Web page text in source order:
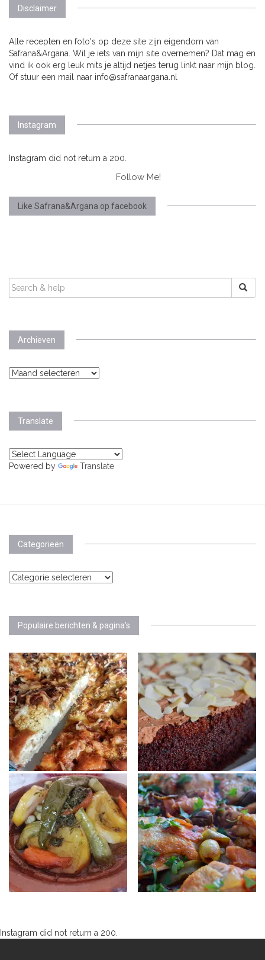
Disclaimer
Alle recepten en foto's op deze site zijn eigendom van
Safrana&Argana. Wil je iets van mijn site overnemen? Dat mag en
vind ik ook erg leuk mits je altijd netjes terug linkt naar mijn blog.
Of stuur een mail naar info@safranaargana.nl
Instagram
Instagram did not return a 200.
Follow Me!
Like Safrana&Argana op facebook
SEARCH
FOR:
Archieven
Archieven
Translate
Powered by Translate
Categorieën
Categorieën
Populaire berichten & pagina’s
Instagram did not return a 200.